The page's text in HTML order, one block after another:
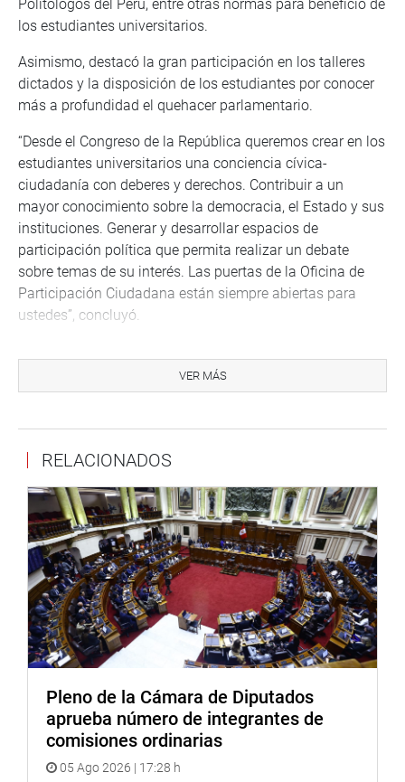
Politólogos del Perú, entre otras normas para beneficio de
los estudiantes universitarios.
Asimismo, destacó la gran participación en los talleres
dictados y la disposición de los estudiantes por conocer
más a profundidad el quehacer parlamentario.
“Desde el Congreso de la República queremos crear en los
estudiantes universitarios una conciencia cívica-
ciudadanía con deberes y derechos. Contribuir a un
mayor conocimiento sobre la democracia, el Estado y sus
instituciones. Generar y desarrollar espacios de
participación política que permita realizar un debate
sobre temas de su interés. Las puertas de la Oficina de
Participación Ciudadana están siempre abiertas para
ustedes”, concluyó.
desarrolló en el auditorio Víctor Taquilla Vila de la
facultad de Derecho y Ciencia Política de la referida
OFICINA DE COMUNICACIONES E IMAGEN
INSTITUCIONAL
VER MÁS
RELACIONADOS
Pleno de la Cámara de Diputados
aprueba número de integrantes de
comisiones ordinarias
05 Ago 2026 | 17:28 h